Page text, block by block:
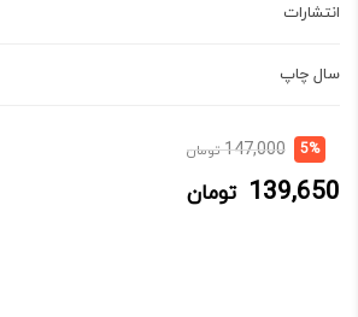
انتشارات
سال چاپ
5%
147,000 تومانقیمت
139,650 تومان
قیمت
139,650 تومان.